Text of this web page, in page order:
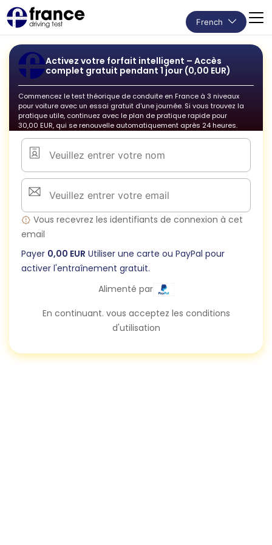
French
Activez votre forfait intelligent – ​​Accès
complet gratuit pendant 1 jour (0,00 EUR)
Commencez le test théorique de conduite en France à 3 niveaux
pour voiture avec un essai gratuit d'une journée. Si vous trouvez la
pratique utile, continuez avec le plan de pratique rapide pour
30,00 EUR, qui se renouvelle automatiquement après 24 heures.
Vous recevrez les identifiants de connexion à cet
email
Payer 0,00 EUR Utiliser une carte ou PayPal pour
activer l'entraînement gratuit.
Alimenté par
En continuant. vous acceptez les conditions
d'utilisation